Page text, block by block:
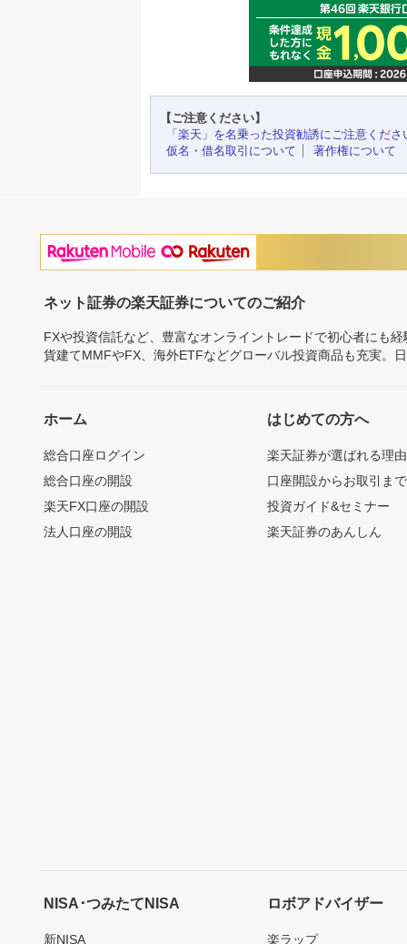
【ご注意ください】
「楽天」を名乗った投資勧誘にご注意くださ
仮名・借名取引について
著作権について
ネット証券の楽天証券についてのご紹介
FXや投資信託など、豊富なオンライントレードで初心者にも
貨建てMMFやFX、海外ETFなどグローバル投資商品も充実。
ホーム
総合口座ログイン
総合口座の開設
楽天FX口座の開設
法人口座の開設
はじめての方へ
楽天証券が選ばれる理由
口座開設からお取引ま
投資ガイド&セミナー
楽天証券のあんしん
NISA･つみたてNISA
新NISA
ロボアドバイザー
楽ラップ